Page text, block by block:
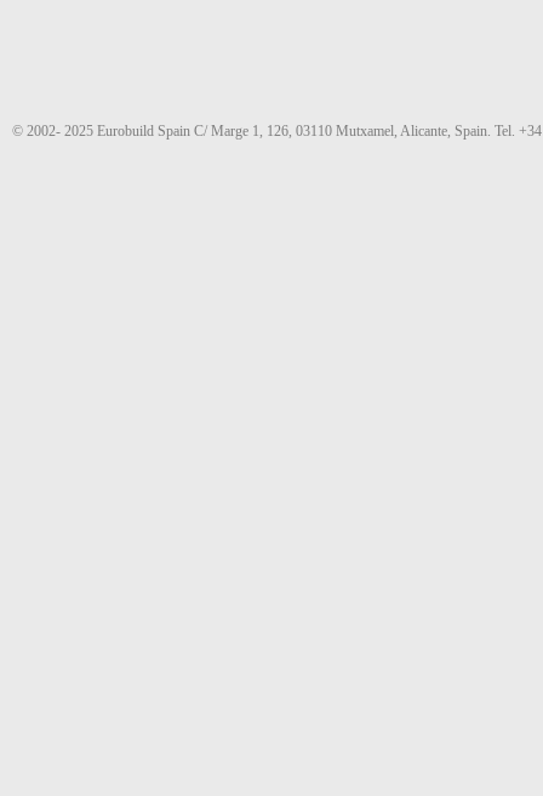
© 2002- 2025 Eurobuild Spain C/ Marge 1, 126, 03110 Mutxamel, Alicante, Spain. Tel.